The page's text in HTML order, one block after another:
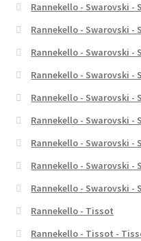
Rannekello - Swarovski -
Rannekello - Swarovski -
Rannekello - Swarovski -
Rannekello - Swarovski -
Rannekello - Swarovski -
Rannekello - Swarovski -
Rannekello - Swarovski -
Rannekello - Swarovski -
Rannekello - Swarovski -
Rannekello - Tissot
Rannekello - Tissot -